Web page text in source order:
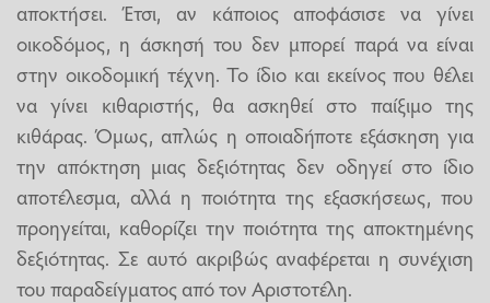
αποκτήσει. Έτσι, αν κάποιος αποφάσισε να γίνει
οικοδόμος, η άσκησή του δεν μπορεί παρά να είναι
στην οικοδομική τέχνη. Το ίδιο και εκείνος που θέλει
να γίνει κιθαριστής, θα ασκηθεί στο παίξιμο της
κιθάρας. Όμως, απλώς η οποιαδήποτε εξάσκηση για
την απόκτηση μιας δεξιότητας δεν οδηγεί στο ίδιο
αποτέλεσμα, αλλά η ποιότητα της εξασκήσεως, που
προηγείται, καθορίζει την ποιότητα της αποκτημένης
δεξιότητας. Σε αυτό ακριβώς αναφέρεται η συνέχιση
του παραδείγματος από τον Αριστοτέλη.